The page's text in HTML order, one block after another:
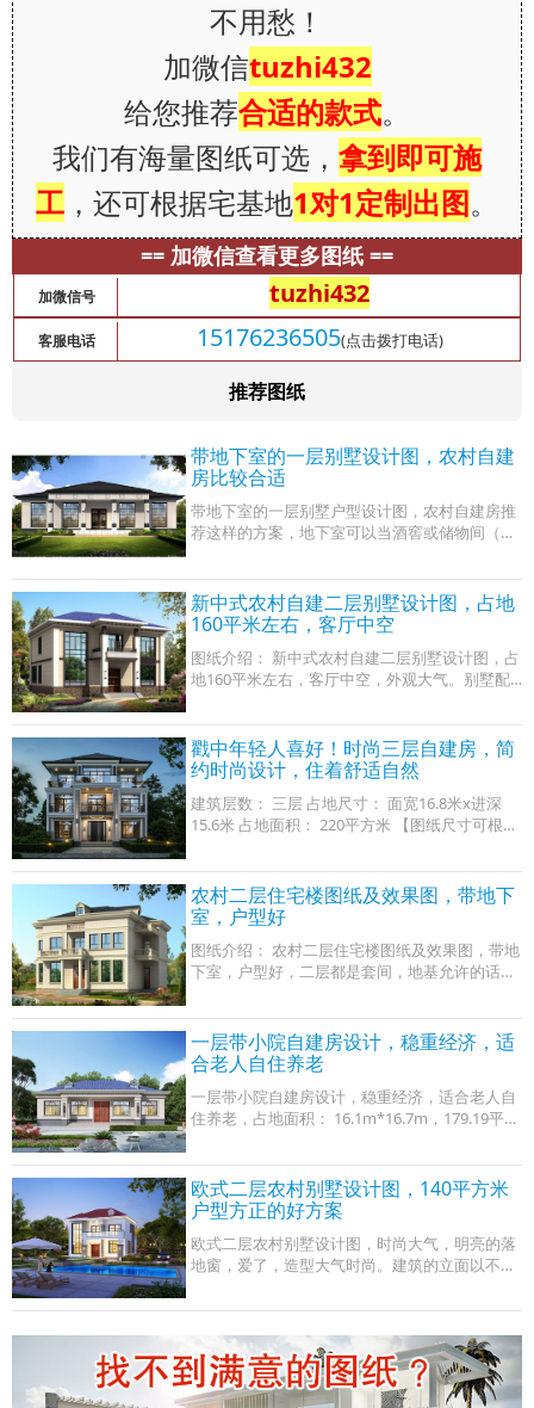
不用愁！
加微信tuzhi432
给您推荐合适的款式。
我们有海量图纸可选， 拿到即可施
工 ，还可根据宅基地1对1定制出图。
== 加微信查看更多图纸 ==
加微信号 tuzhi432
客服电话 15176236505(点击拨打电话)
推荐图纸
带地下室的一层别墅设计图，农村自建
房比较合适
带地下室的一层别墅户型设计图，农村自建房推
荐这样的方案，地下室可以当酒窖或储物间（大
边。四个卧室，家里有老人也可以一起住，
新中式农村自建二层别墅设计图，占地
160平米左右，客厅中空
图纸介绍： 新中式农村自建二层别墅设计图，占
地160平米左右，客厅中空，外观大气。别墅配
精美独特，一栋漂亮房子是男人面子的象征
戳中年轻人喜好！时尚三层自建房，简
约时尚设计，住着舒适自然
建筑层数： 三层 占地尺寸： 面宽16.8米x进深
15.6米 占地面积： 220平方米 【图纸尺寸可根据
层高： 750平米（不含入户平台、阳台、露台）
农村二层住宅楼图纸及效果图，带地下
室，户型好
图纸介绍： 农村二层住宅楼图纸及效果图，带地
下室，户型好，二层都是套间，地基允许的话套
计，建造后更结实更耐用更美观 占地面积
一层带小院自建房设计，稳重经济，适
合老人自住养老
一层带小院自建房设计，稳重经济，适合老人自
住养老，占地面积： 16.1m*16.7m，179.19平方
屋顶）； 设计功能： 一层户型：客厅、厨房、
餐
欧式二层农村别墅设计图，140平方米
户型方正的好方案
欧式二层农村别墅设计图，时尚大气，明亮的落
地窗，爱了，造型大气时尚。建筑的立面以不同
比强烈，造型上的层次变化塑造出独特的